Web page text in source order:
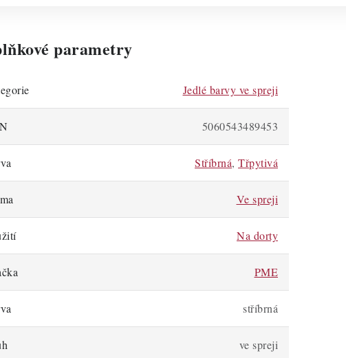
parametry
Jedlé barvy ve spreji
5060543489453
Stříbrná, Třpytivá
Ve spreji
Na dorty
PME
stříbrná
ve spreji